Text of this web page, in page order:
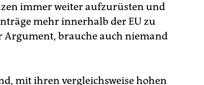
immer weiter aufzurüsten und
mehr innerhalb der EU zu
Argument, brauche auch niemand
mit ihren vergleichsweise hohen